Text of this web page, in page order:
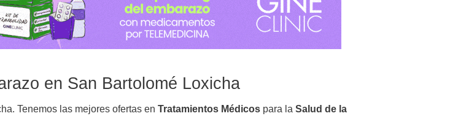
en San Bartolomé Loxicha
Tenemos las mejores ofertas en Tratamientos Médicos para la Salud de la